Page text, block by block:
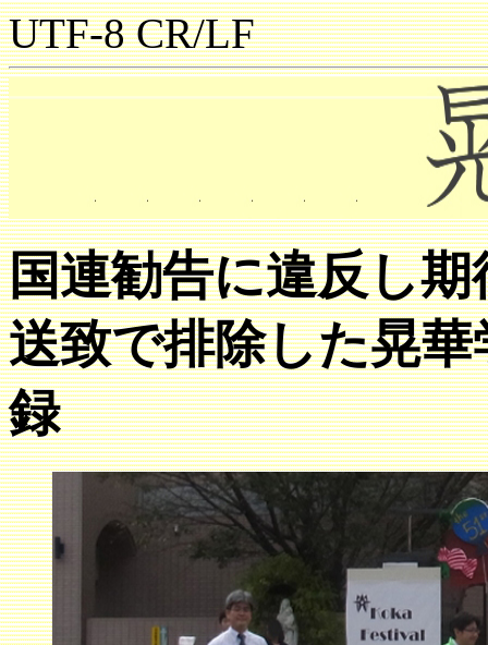
UTF-8 CR/LF
国連勧告に違反し
送致で排除した晃
録